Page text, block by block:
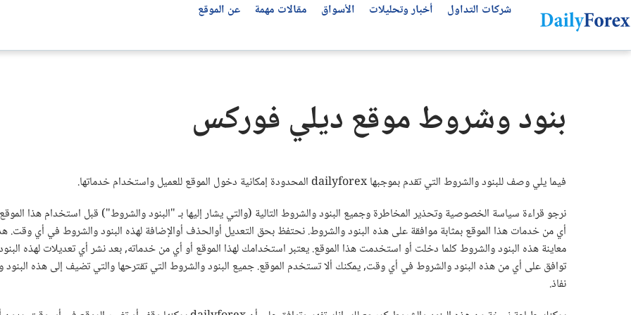
شركات التداول
أفضل شركات الفوركس
مقارنة شركات التداول
بونص الفوركس
شركات تداول الذهب
حسابات التداول الإسلامية
شركات التداول في مصر
شركات التداول في العراق
شركات التداول في ليبيا
شركات التداول في المغرب
شركات التداول في فلسطين
شركات التداول في تركيا
شركات التداول في الجزائر
أخبار وتحليلات
توقعات الفوركس الأسبوعية
عملات الفوركس
سعر الدولار مقابل الجنيه المصري اليوم
سعر اليورو اليوم مقابل الجنيه المصري
سعر الدولار مقابل الدينار العراقي USD/IQD
الأسواق
جميع المؤشرات
ناسداك 100 Nasdaq
مؤشر Dow Jones 30
مقالات مهمة
كتب تداول مجانية
عن الموقع
كيف نكسب المال
منهجيتنا
سياسة التحرير
اتصل بنا
الأسئلة الشائعة
الشروط والأحكام
بنود وشروط موقع ديلي فوركس
فيما يلي وصف للبنود والشروط التي تقدم بموجبها dailyforex المحدودة إمكانية دخول الموقع للعميل واستخدام خدماتها.
نرجو قراءة سياسة الخصوصية وتحذير المخاطرة وجميع البنود والشروط التالية (والتي يشار إليها بـ "البنود والشروط") قبل استخدام هذا
أي من خدمات هذا الموقع بمثابة موافقة على هذه البنود والشروط. نحتفظ بحق التعديل أوالحذف أوالإضافة لهذه البنود والشروط في أي وقت.
معاينة هذه البنود والشروط كلما دخلت أو استخدمت هذا الموقع. يعتبر استخدامك لهذا الموقع أو أي من خدماته, بعد نشر أي تعديلات لهذه البنود
توافق على أي من هذه البنود والشروط في أي وقت, يمكنك ألا تستخدم الموقع. جميع البنود والشروط التي تقترحها والتي تضيف إلى هذه البنود
نفاذ.